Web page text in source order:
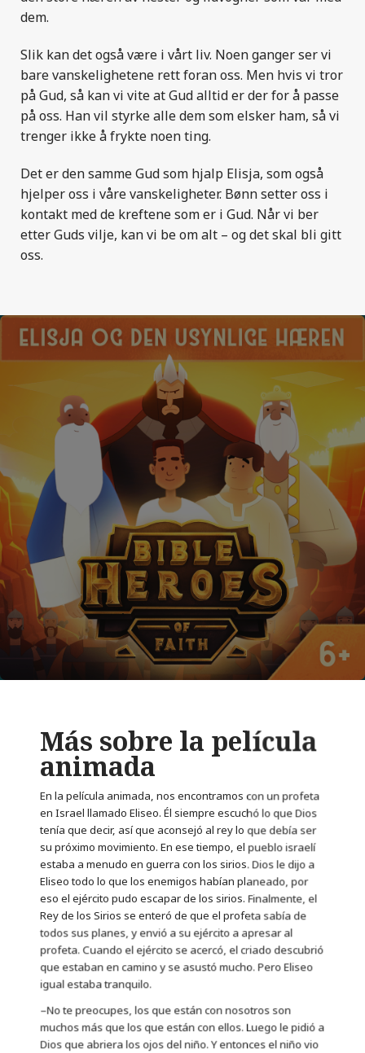
dem.
Slik kan det også være i vårt liv. Noen ganger ser vi
bare vanskelighetene rett foran oss. Men hvis vi tror
på Gud, så kan vi vite at Gud alltid er der for å passe
på oss. Han vil styrke alle dem som elsker ham, så vi
trenger ikke å frykte noen ting.
Det er den samme Gud som hjalp Elisja, som også
hjelper oss i våre vanskeligheter. Bønn setter oss i
kontakt med de kreftene som er i Gud. Når vi ber
etter Guds vilje, kan vi be om alt – og det skal bli gitt
oss.
Más sobre la película
animada
En la película animada, nos encontramos con un profeta
en Israel llamado Eliseo. Él siempre escuchó lo que Dios
tenía que decir, así que aconsejó al rey lo que debía ser
su próximo movimiento. En ese tiempo, el pueblo israelí
estaba a menudo en guerra con los sirios. Dios le dijo a
Eliseo todo lo que los enemigos habían planeado, por
eso el ejército pudo escapar de los sirios. Finalmente, el
Rey de los Sirios se enteró de que el profeta sabía de
todos sus planes, y envió a su ejército a apresar al
profeta. Cuando el ejército se acercó, el criado descubrió
que estaban en camino y se asustó mucho. Pero Eliseo
igual estaba tranquilo.
–No te preocupes, los que están con nosotros son
muchos más que los que están con ellos. Luego le pidió a
Dios que abriera los ojos del niño. Y entonces el niño vio